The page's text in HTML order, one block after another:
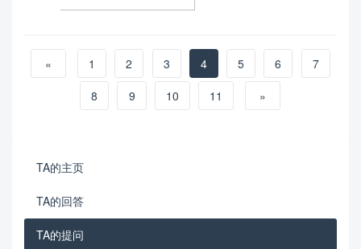
« 1 2 3 4 5 6
7
8
9 10 11 »
TA的主页
TA的回答
TA的提问